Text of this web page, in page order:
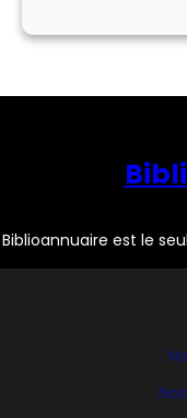
Biblioannuaire est le